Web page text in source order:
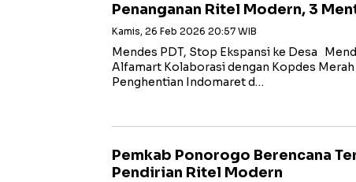
Penanganan Ritel Modern, 3
Kamis, 26 Feb 2026 20:57 WIB
Mendes PDT, Stop Ekspansi ke Desa
Alfamart Kolaborasi dengan Kopdes
Penghentian Indomaret d…
Pemkab Ponorogo Berencana
Pendirian Ritel Modern